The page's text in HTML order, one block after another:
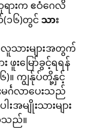
ရားက ဧဝံဂေလိ
(၁၆)တွင်သား
ားများအတွက်
းမြော်ခွင့်ရရန်
။ ကျွန်ုပ်တို့နှင့်
င်္ဂလာပေးသည်
မျိုးသားများ
သည်။